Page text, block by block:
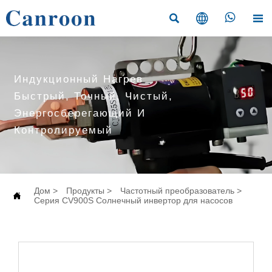
   
Индукционный Нагрев
Быстрый, Точный, Чистый,
Энергосберегающий И
Контролируемый
 Дом > Продукты > Частотный преобразователь >
Серия CV900S Солнечный инвертор для насосов